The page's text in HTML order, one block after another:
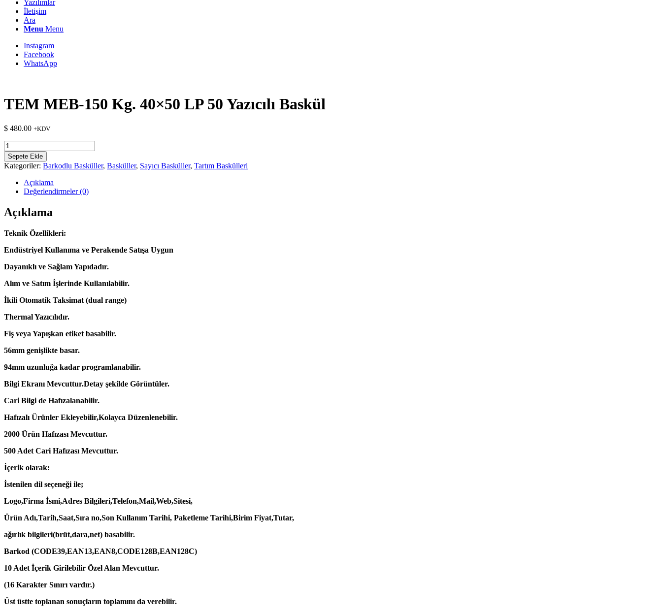
Yazılımlar
İletişim
Ara
Menu Menu
Instagram
Facebook
WhatsApp
TEM MEB-150 Kg. 40×50 LP 50 Yazıcılı Baskül
$ 480.00 +KDV
TEM
MEB-
150
Kg.
40x50
Yazıcılı
Baskül
Sepete Ekle
Kategoriler: Barkodlu Basküller, Basküller, Sayıcı Basküller, Tartım Baskülleri
Açıklama
Değerlendirmeler (0)
Açıklama
Teknik Özellikleri:
Endüstriyel Kullanıma ve Perakende Satışa Uygun
Dayanıklı ve Sağlam Yapıdadır.
Alım ve Satım İşlerinde Kullanılabilir.
İkili Otomatik Taksimat (dual range)
Thermal Yazıcılıdır.
Fiş veya Yapışkan etiket basabilir.
56mm genişlikte basar.
94mm uzunluğa kadar programlanabilir.
Bilgi Ekranı Mevcuttur.Detay şekilde Görüntüler.
Cari Bilgi de Hafızalanabilir.
Hafızalı Ürünler Ekleyebilir,Kolayca Düzenlenebilir.
2000 Ürün Hafızası Mevcuttur.
500 Adet Cari Hafızası Mevcuttur.
İçerik olarak:
İstenilen dil seçeneği ile;
Logo,Firma İsmi,Adres Bilgileri,Telefon,Mail,Web,Sitesi,
Ürün Adı,Tarih,Saat,Sıra no,Son Kullanım Tarihi, Paketleme Tarihi,Birim Fiyat,Tutar,
ağırlık bilgileri(brüt,dara,net) basabilir.
Barkod (CODE39,EAN13,EAN8,CODE128B,EAN128C)
10 Adet İçerik Girilebilir Özel Alan Mevcuttur.
(16 Karakter Sınırı vardır.)
Üst üstte toplanan sonuçların toplamını da verebilir.